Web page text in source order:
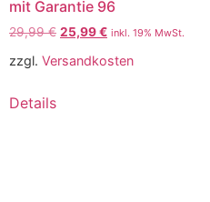
mit Garantie 96
29,99€ 25,99€ inkl. 19% MwSt.
zzgl. Versandkosten
Details